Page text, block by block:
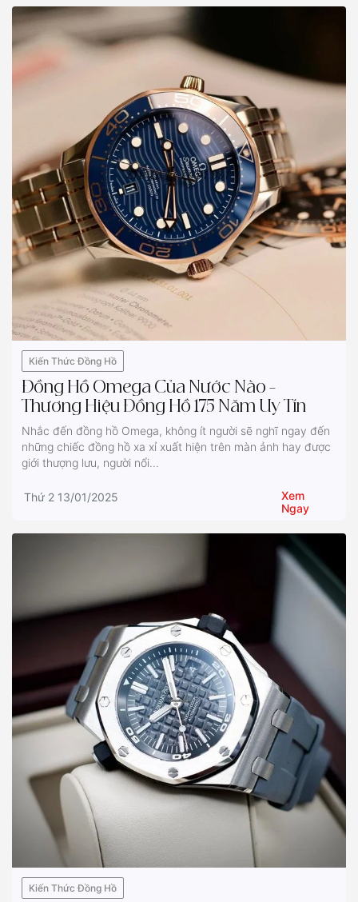
Kiến Thức Đồng Hồ
Đồng Hồ Omega Của Nước Nào –
Thương Hiệu Đồng Hồ 175 Năm Uy Tín
Nhắc đến đồng hồ Omega, không ít người sẽ nghĩ ngay đến
những chiếc đồng hồ xa xỉ xuất hiện trên màn ảnh hay được
giới thượng lưu, người nổi...
Thứ 2 13/01/2025
Xem
Ngay
Kiến Thức Đồng Hồ